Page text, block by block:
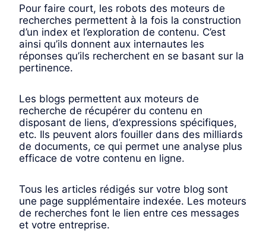
Pour faire court, les robots des moteurs de
recherches permettent à la fois la construction
d’un index et l’exploration de contenu. C’est
ainsi qu’ils donnent aux internautes les
réponses qu’ils recherchent en se basant sur la
pertinence.
Les blogs permettent aux moteurs de
recherche de récupérer du contenu en
disposant de liens, d’expressions spécifiques,
etc. Ils peuvent alors fouiller dans des milliards
de documents, ce qui permet une analyse plus
efficace de votre contenu en ligne.
Tous les articles rédigés sur votre blog sont
une page supplémentaire indexée. Les moteurs
de recherches font le lien entre ces messages
et votre entreprise.